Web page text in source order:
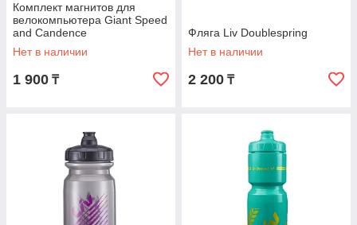
Комплект магнитов для
велокомпьютера Giant Speed
and Candence
Нет в наличии
1 900 ₸
Фляга Liv Doublespring
Нет в наличии
2 200 ₸